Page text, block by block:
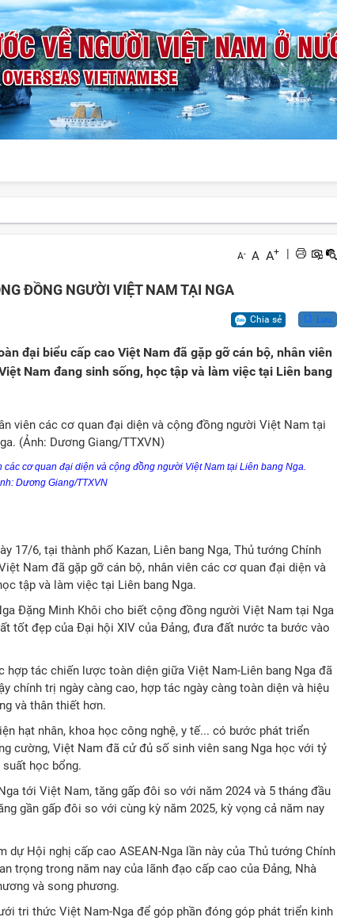
A- A A+ |
ĐỒNG NGƯỜI VIỆT NAM TẠI NGA
Chia sẻ Lưu
đại biểu cấp cao Việt Nam đã gặp gỡ cán bộ, nhân viên
Nam đang sinh sống, học tập và làm việc tại Liên bang
cơ quan đại diện và cộng đồng người Việt Nam tại Liên bang Nga.
Dương Giang/TTXVN
17/6, tại thành phố Kazan, Liên bang Nga, Thủ tướng Chính
Nam đã gặp gỡ cán bộ, nhân viên các cơ quan đại diện và
tập và làm việc tại Liên bang Nga.
Đặng Minh Khôi cho biết cộng đồng người Việt Nam tại Nga
tốt đẹp của Đại hội XIV của Đảng, đưa đất nước ta bước vào
tác chiến lược toàn diện giữa Việt Nam-Liên bang Nga đã
chính trị ngày càng cao, hợp tác ngày càng toàn diện và hiệu
và thân thiết hơn.
hạt nhân, khoa học công nghệ, y tế... có bước phát triển
cường, Việt Nam đã cử đủ số sinh viên sang Nga học với tỷ
học bổng.
tới Việt Nam, tăng gấp đôi so với năm 2024 và 5 tháng đầu
gần gấp đôi so với cùng kỳ năm 2025, kỳ vọng cả năm nay
Hội nghị cấp cao ASEAN-Nga lần này của Thủ tướng Chính
trọng trong năm nay của lãnh đạo cấp cao của Đảng, Nhà
và song phương.
tri thức Việt Nam-Nga để góp phần đóng góp phát triển kinh